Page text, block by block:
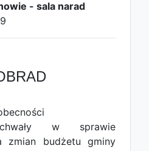
- sala narad
w sprawie
zmian budżetu gminy